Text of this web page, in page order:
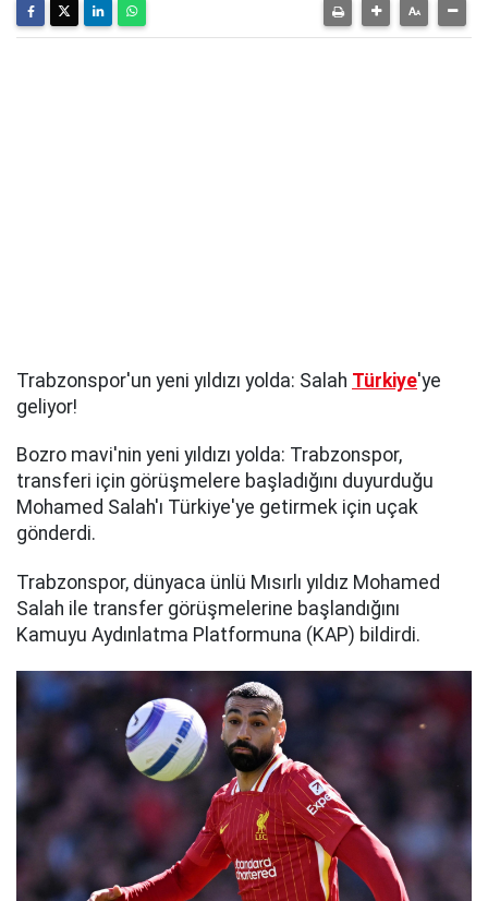
Trabzonspor'un yeni yıldızı yolda: Salah Türkiye'ye
geliyor!
Bozro mavi'nin yeni yıldızı yolda: Trabzonspor,
transferi için görüşmelere başladığını duyurduğu
Mohamed Salah'ı Türkiye'ye getirmek için uçak
gönderdi.
Trabzonspor, dünyaca ünlü Mısırlı yıldız Mohamed
Salah ile transfer görüşmelerine başlandığını
Kamuyu Aydınlatma Platformuna (KAP) bildirdi.